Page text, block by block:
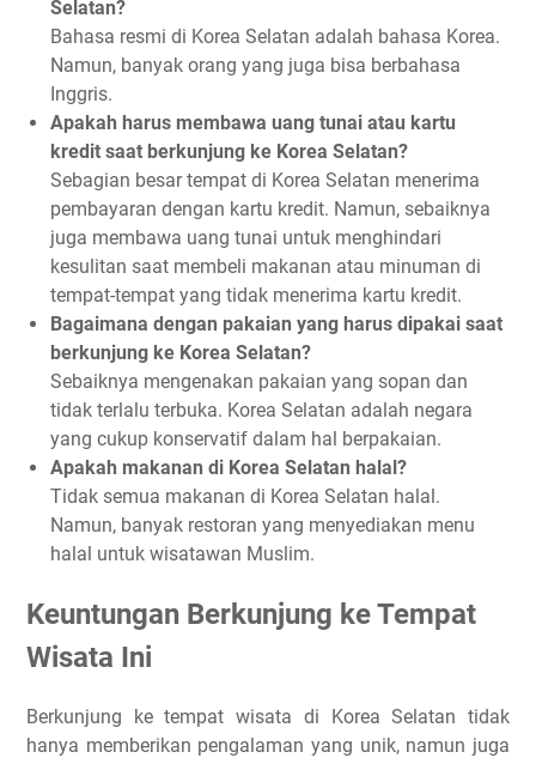
Selatan?
Bahasa resmi di Korea Selatan adalah bahasa Korea.
Namun, banyak orang yang juga bisa berbahasa
Inggris.
Apakah harus membawa uang tunai atau kartu
kredit saat berkunjung ke Korea Selatan?
Sebagian besar tempat di Korea Selatan menerima
pembayaran dengan kartu kredit. Namun, sebaiknya
juga membawa uang tunai untuk menghindari
kesulitan saat membeli makanan atau minuman di
tempat-tempat yang tidak menerima kartu kredit.
Bagaimana dengan pakaian yang harus dipakai saat
berkunjung ke Korea Selatan?
Sebaiknya mengenakan pakaian yang sopan dan
tidak terlalu terbuka. Korea Selatan adalah negara
yang cukup konservatif dalam hal berpakaian.
Apakah makanan di Korea Selatan halal?
Tidak semua makanan di Korea Selatan halal.
Namun, banyak restoran yang menyediakan menu
halal untuk wisatawan Muslim.
Keuntungan Berkunjung ke Tempat
Wisata Ini
Berkunjung ke tempat wisata di Korea Selatan tidak
hanya memberikan pengalaman yang unik, namun juga